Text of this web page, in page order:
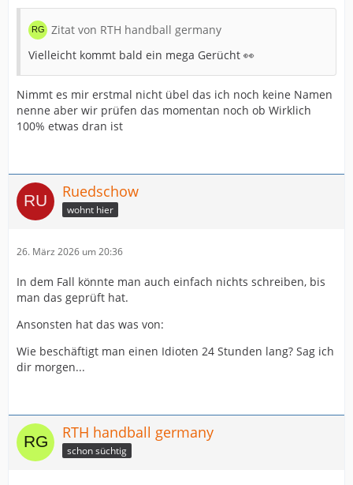
Zitat von RTH handball germany
Vielleicht kommt bald ein mega Gerücht 👀
Nimmt es mir erstmal nicht übel das ich noch keine Namen
nenne aber wir prüfen das momentan noch ob Wirklich
100% etwas dran ist
Ruedschow
wohnt hier
26. März 2026 um 20:36
In dem Fall könnte man auch einfach nichts schreiben, bis
man das geprüft hat.
Ansonsten hat das was von:
Wie beschäftigt man einen Idioten 24 Stunden lang? Sag ich
dir morgen...
RTH handball germany
schon süchtig